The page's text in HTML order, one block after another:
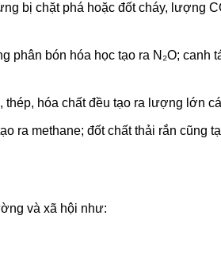
bị chặt phá hoặc đốt cháy, lượng
phân bón hóa học tạo ra N₂O; canh
thép, hóa chất đều tạo ra lượng lớn
ra methane; đốt chất thải rắn cũng
và xã hội như: